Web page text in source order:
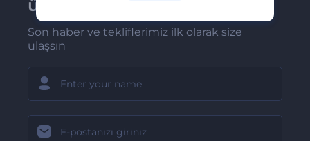
üye olun
Son haber ve tekliflerimiz ilk olarak size
ulaşsın